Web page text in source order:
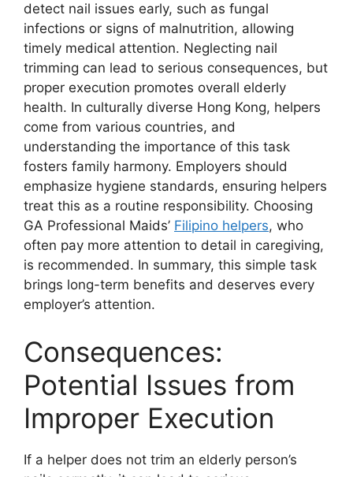
detect nail issues early, such as fungal
infections or signs of malnutrition, allowing
timely medical attention. Neglecting nail
trimming can lead to serious consequences, but
proper execution promotes overall elderly
health. In culturally diverse Hong Kong, helpers
come from various countries, and
understanding the importance of this task
fosters family harmony. Employers should
emphasize hygiene standards, ensuring helpers
treat this as a routine responsibility. Choosing
GA Professional Maids’ Filipino helpers, who
often pay more attention to detail in caregiving,
is recommended. In summary, this simple task
brings long-term benefits and deserves every
employer’s attention.
Consequences:
Potential Issues from
Improper Execution
If a helper does not trim an elderly person’s